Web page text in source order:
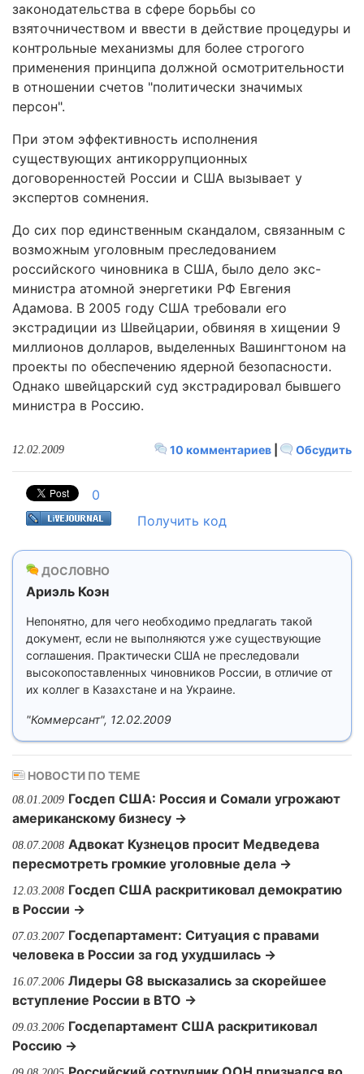
законодательства в сфере борьбы со
взяточничеством и ввести в действие процедуры и
контрольные механизмы для более строгого
применения принципа должной осмотрительности
в отношении счетов "политически значимых
персон".
При этом эффективность исполнения
существующих антикоррупционных
договоренностей России и США вызывает у
экспертов сомнения.
До сих пор единственным скандалом, связанным с
возможным уголовным преследованием
российского чиновника в США, было дело экс-
министра атомной энергетики РФ Евгения
Адамова. В 2005 году США требовали его
экстрадиции из Швейцарии, обвиняя в хищении 9
миллионов долларов, выделенных Вашингтоном на
проекты по обеспечению ядерной безопасности.
Однако швейцарский суд экстрадировал бывшего
министра в Россию.
10 комментариев Обсудить
12.02.2009
0
Получить код
ДОСЛОВНО
Ариэль Коэн
Непонятно, для чего необходимо предлагать такой
документ, если не выполняются уже существующие
соглашения. Практически США не преследовали
высокопоставленных чиновников России, в отличие от
их коллег в Казахстане и на Украине.
"Коммерсант", 12.02.2009
НОВОСТИ ПО ТЕМЕ
08.01.2009 Госдеп США: Россия и Сомали угрожают
американскому бизнесу →
08.07.2008 Адвокат Кузнецов просит Медведева
пересмотреть громкие уголовные дела →
12.03.2008 Госдеп США раскритиковал демократию
в России →
07.03.2007 Госдепартамент: Ситуация с правами
человека в России за год ухудшилась →
16.07.2006 Лидеры G8 высказались за скорейшее
вступление России в ВТО →
09.03.2006 Госдепартамент США раскритиковал
Россию →